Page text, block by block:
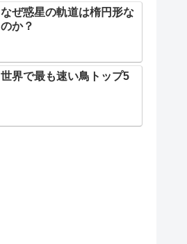
なぜ惑星の軌道は楕円形な
のか？
世界で最も速い鳥トップ5